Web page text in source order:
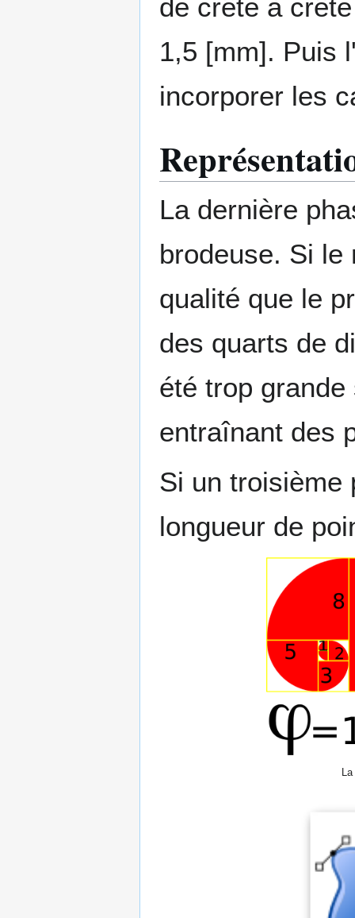
de crête à
1,5 [mm]. Puis
incorporer les
La dernière
brodeuse. Si le
qualité que le
des quarts de
été trop
entraînant des
Si un troisième
longueur de